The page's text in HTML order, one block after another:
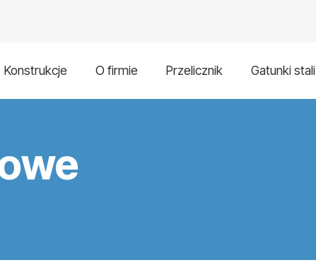
Konstrukcje O firmie Przelicznik Gatunki stali